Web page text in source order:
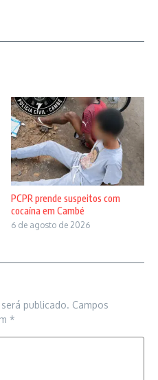
PCPR prende suspeitos com
cocaína em Cambé
6 de agosto de 2026
publicado. Campos
*